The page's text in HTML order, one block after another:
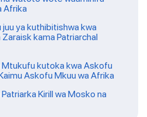
Afrika
ya kuthibitishwa kwa
kama Patriarchal
Mtukufu kutoka kwa Askofu
Askofu Mkuu wa Afrika
Kirill wa Mosko na